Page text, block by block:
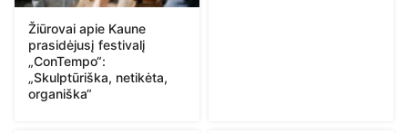
Žiūrovai apie Kaune
prasidėjusį festivalį
„ConTempo“:
„Skulptūriška, netikėta,
organiška“